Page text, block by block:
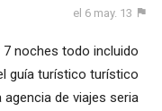
el 6 may. 13
noches todo incluido
guía turístico turístico
de viajes seria